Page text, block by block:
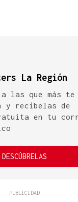
La Región
las que más te
y recíbelas de
en tu
DESCÚBRELAS